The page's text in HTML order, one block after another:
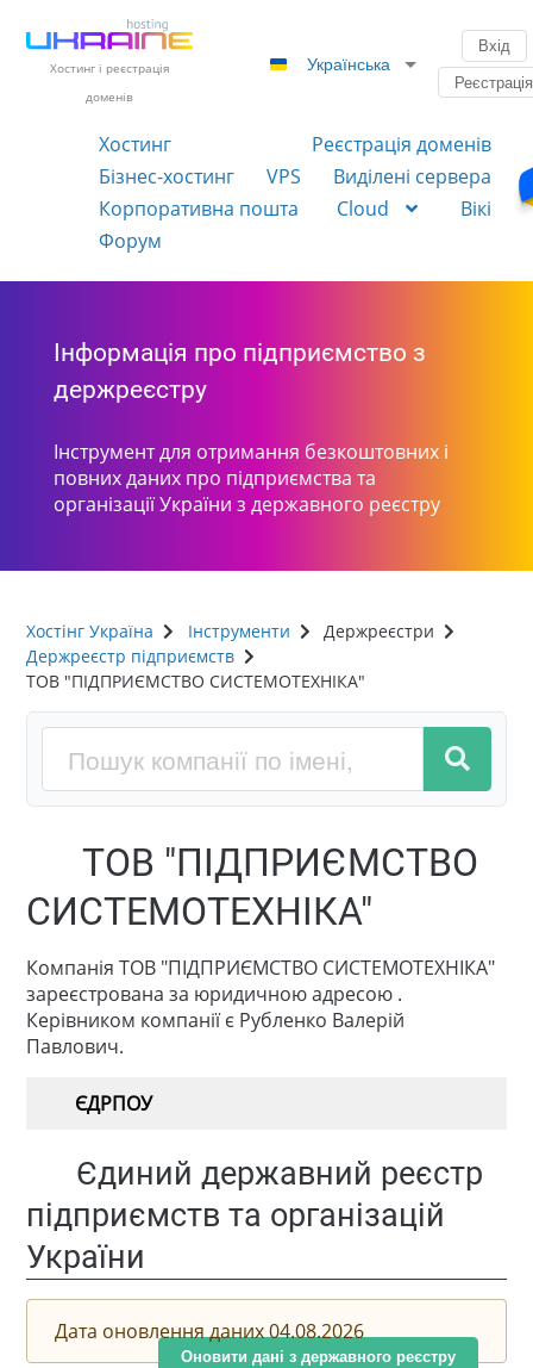
Хостинг і реєстрація
доменів
Українська
Вхід
Реєстрація
Хостинг
Реєстрація доменів
Бізнес-хостинг
VPS
Виділені сервера
Корпоративна пошта
Cloud
Вікі
Форум
Інформація про підприємство з
держреєстру
Інструмент для отримання безкоштовних і
повних даних про підприємства та
організації України з державного реєстру
Хостінг Україна Інструменти
Держреєстри
Держреєстр підприємств
ТОВ "ПІДПРИЄМСТВО СИСТЕМОТЕХНІКА"
ТОВ "ПІДПРИЄМСТВО
СИСТЕМОТЕХНІКА"
Компанія ТОВ "ПІДПРИЄМСТВО СИСТЕМОТЕХНІКА"
зареєстрована за юридичною адресою .
Керівником компанії є Рубленко Валерій
Павлович.
ЄДРПОУ
Єдиний державний реєстр
підприємств та організацій
України
Дата оновлення даних 04.08.2026
Оновити дані з державного реєстру